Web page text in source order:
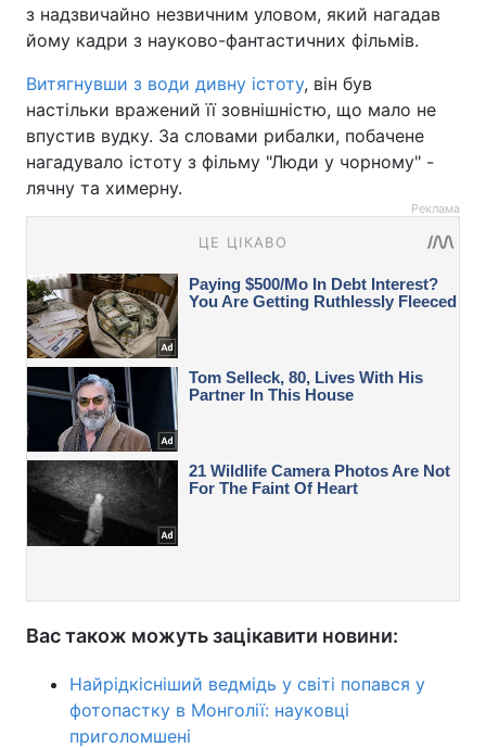
з надзвичайно незвичним уловом, який нагадав
йому кадри з науково-фантастичних фільмів.
Витягнувши з води дивну істоту, він був
настільки вражений її зовнішністю, що мало не
впустив вудку. За словами рибалки, побачене
нагадувало істоту з фільму "Люди у чорному" -
лячну та химерну.
Реклама
Вас також можуть зацікавити новини:
Найрідкісніший ведмідь у світі попався у
фотопастку в Монголії: науковці
приголомшені